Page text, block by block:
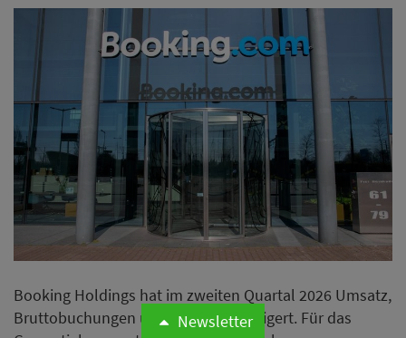
Booking Holdings hat im zweiten Quartal 2026 Umsatz,
Bruttobuchungen und Gewinn gesteigert. Für das
Newsletter